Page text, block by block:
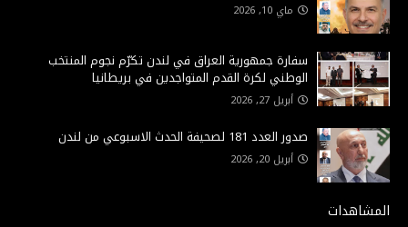
ماي 10, 2026
سفارة جمهورية العراق في لندن تكرّم نجوم المنتخب
الوطني لكرة القدم المتواجدين في بريطانيا
أبريل 27, 2026
صدور العدد 181 لصحيفة الحدث الاسبوعي من لندن
أبريل 20, 2026
المشاهدات